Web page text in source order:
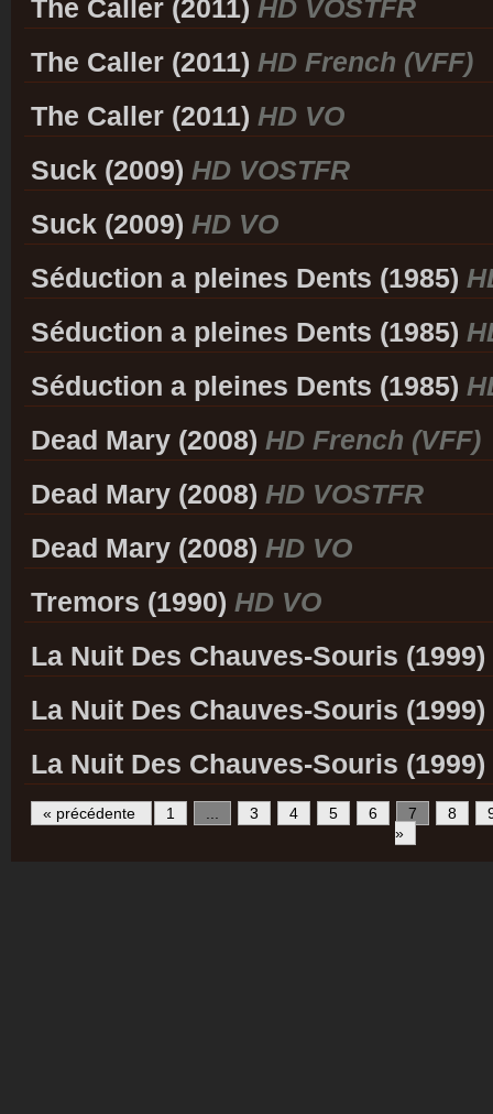
The Caller (2011) HD VOSTFR
The Caller (2011) HD French (VFF)
The Caller (2011) HD VO
Suck (2009) HD VOSTFR
Suck (2009) HD VO
Séduction a pleines Dents (1985)
Séduction a pleines Dents (1985)
Séduction a pleines Dents (1985)
Dead Mary (2008) HD French (VFF)
Dead Mary (2008) HD VOSTFR
Dead Mary (2008) HD VO
Tremors (1990) HD VO
La Nuit Des Chauves-Souris (1999)
La Nuit Des Chauves-Souris (1999)
La Nuit Des Chauves-Souris (1999)
« précédente 1 3 4 5 6 7 8
»